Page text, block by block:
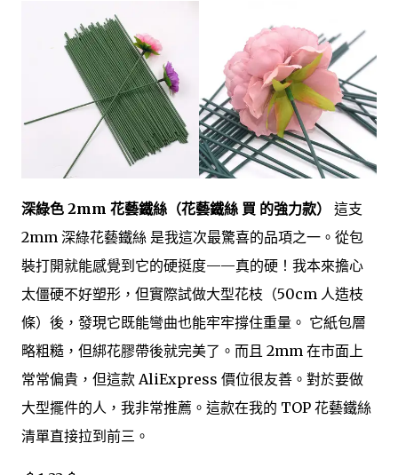
深綠色 2mm 花藝鐵絲（花藝鐵絲 買 的強力款）
這支
2mm 深綠花藝鐵絲 是我這次最驚喜的品項之一。從包
裝打開就能感覺到它的硬挺度——真的硬！我本來擔心
太僵硬不好塑形，但實際試做大型花枝（50cm 人造枝
條）後，發現它既能彎曲也能牢牢撐住重量。 它紙包層
略粗糙，但綁花膠帶後就完美了。而且 2mm 在市面上
常常偏貴，但這款 AliExpress 價位很友善。對於要做
大型擺件的人，我非常推薦。這款在我的 TOP 花藝鐵絲
清單直接拉到前三。